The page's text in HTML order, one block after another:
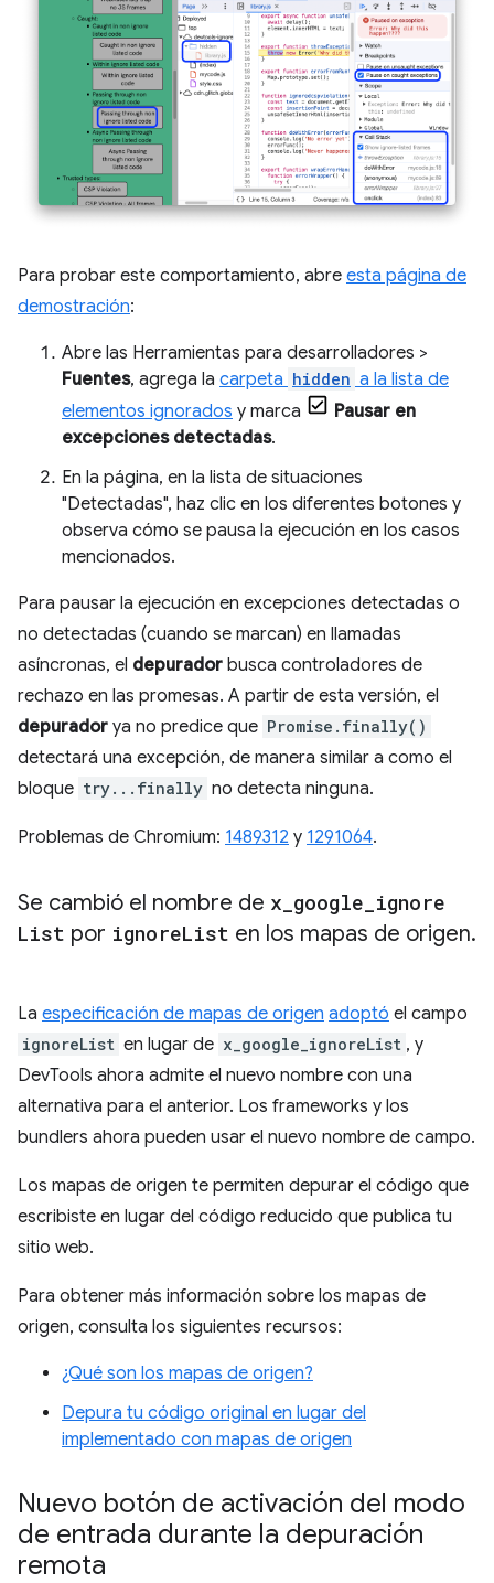
Para probar este comportamiento, abre esta página de
demostración:
Abre las Herramientas para desarrolladores >
Fuentes, agrega la carpeta hidden a la lista de
elementos ignorados y marca
Pausar en
excepciones detectadas.
En la página, en la lista de situaciones
"Detectadas", haz clic en los diferentes botones y
observa cómo se pausa la ejecución en los casos
mencionados.
Para pausar la ejecución en excepciones detectadas o
no detectadas (cuando se marcan) en llamadas
asíncronas, el depurador busca controladores de
rechazo en las promesas. A partir de esta versión, el
depurador ya no predice que Promise.finally()
detectará una excepción, de manera similar a como el
bloque try...finally no detecta ninguna.
Problemas de Chromium: 1489312 y 1291064.
Se cambió el nombre de x google ignore
List por ignoreList en los mapas de origen.
La especificación de mapas de origen adoptó el campo
ignoreList en lugar de x_google_ignoreList , y
DevTools ahora admite el nuevo nombre con una
alternativa para el anterior. Los frameworks y los
bundlers ahora pueden usar el nuevo nombre de campo.
Los mapas de origen te permiten depurar el código que
escribiste en lugar del código reducido que publica tu
sitio web.
Para obtener más información sobre los mapas de
origen, consulta los siguientes recursos:
¿Qué son los mapas de origen?
Depura tu código original en lugar del
implementado con mapas de origen
Nuevo botón de activación del modo
de entrada durante la depuración
remota